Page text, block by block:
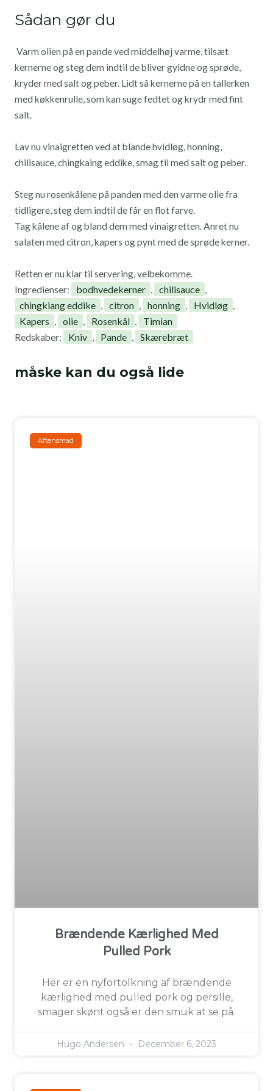
Sådan gør du
Varm olien på en pande ved middelhøj varme, tilsæt
kernerne og steg dem indtil de bliver gyldne og sprøde,
kryder med salt og peber. Lidt så kernerne på en tallerken
med køkkenrulle, som kan suge fedtet og krydr med fint
salt.
Lav nu vinaigretten ved at blande hvidløg, honning,
chilisauce, chingkaing eddike, smag til med salt og peber.
Steg nu rosenkålene på panden med den varme olie fra
tidligere, steg dem indtil de får en flot farve.
Tag kålene af og bland dem med vinaigretten. Anret nu
salaten med citron, kapers og pynt med de sprøde kerner.
Retten er nu klar til servering, velbekomme.
Ingredienser:
bodhvedekerner , chilisauce ,
chingkiang eddike , citron , honning , Hvidløg ,
Kapers , olie , Rosenkål , Timian
Redskaber: Kniv , Pande , Skærebræt
måske kan du også lide
Aftensmad
Brændende Kærlighed Med
Pulled Pork
Her er en nyfortolkning af brændende
kærlighed med pulled pork og persille,
smager skønt også er den smuk at se på.
Hugo Andersen December 6, 2023